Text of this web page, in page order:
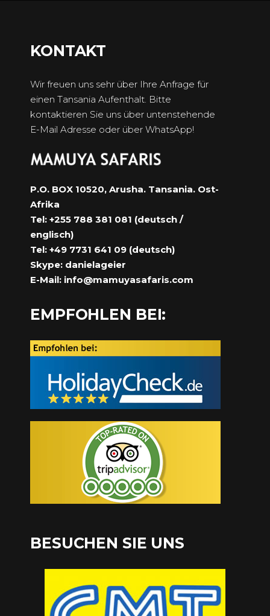
KONTAKT
Wir freuen uns sehr über Ihre Anfrage für
einen Tansania Aufenthalt. Bitte
kontaktieren Sie uns über untenstehende
E-Mail Adresse oder über WhatsApp!
P.O. BOX 10520, Arusha. Tansania. Ost-
Afrika
Tel: +255 788 381 081 (deutsch /
englisch)
Tel: +49 7731 641 09 (deutsch)
Skype: danielageier
E-Mail: info@mamuyasafaris.com
EMPFOHLEN BEI:
BESUCHEN SIE UNS